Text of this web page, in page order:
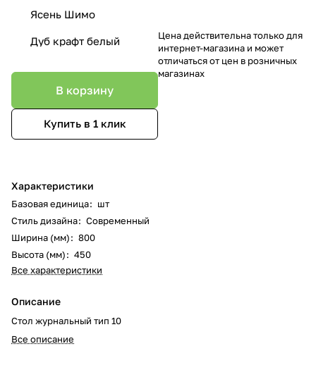
Ясень Шимо
Дуб крафт белый
В корзину
Купить в 1 клик
Характеристики
Базовая единица: шт
Стиль дизайна: Современный
Ширина (мм): 800
Высота (мм): 450
Все характеристики
Описание
Стол журнальный тип 10
Все описание
Цена действительна только для
интернет-магазина и может
отличаться от цен в розничных
магазинах